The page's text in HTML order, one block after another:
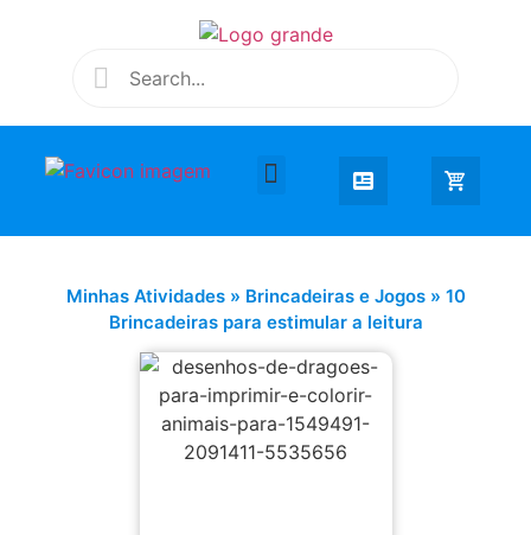
Minhas Atividades» Brincadeiras e Jogos» 10
Brincadeiras para estimular a leitura